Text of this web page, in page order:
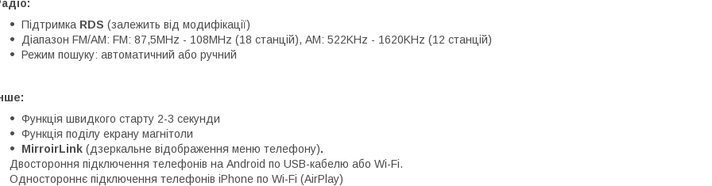
Підтримка RDS (залежить від модифікації)
Діапазон FM/AM: FM: 87,5MHz - 108MHz (18 станцій), АМ: 522KHz - 1620KHz (12 станцій)
Режим пошуку: автоматичний або ручний
Функція швидкого старту 2-3 секунди
Функція поділу екрану магнітоли
MirroirLink (дзеркальне відображення меню телефону).
Двостороння підключення телефонів на Android по USB-кабелю або Wi-Fi.
Одностороннє підключення телефонів iPhone по Wi-Fi (AirPlay)